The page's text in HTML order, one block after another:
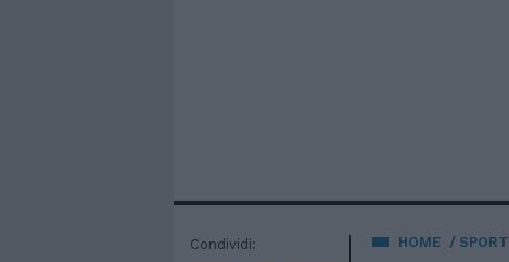
HOME SPORT
Condividi: